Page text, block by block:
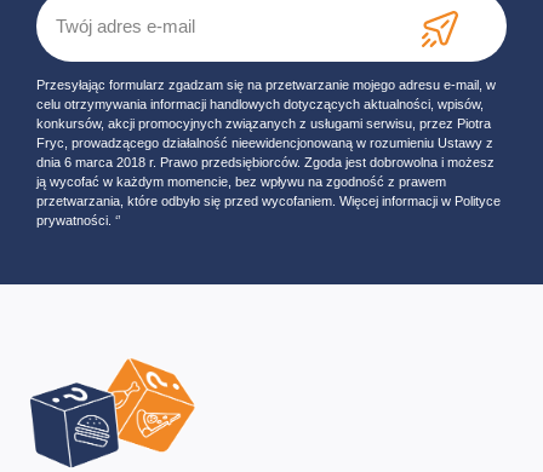
Przesyłając formularz zgadzam się na przetwarzanie mojego adresu e-mail, w
celu otrzymywania informacji handlowych dotyczących aktualności, wpisów,
konkursów, akcji promocyjnych związanych z usługami serwisu, przez Piotra
Fryc, prowadzącego działalność nieewidencjonowaną w rozumieniu Ustawy z
dnia 6 marca 2018 r. Prawo przedsiębiorców. Zgoda jest dobrowolna i możesz
ją wycofać w każdym momencie, bez wpływu na zgodność z prawem
przetwarzania, które odbyło się przed wycofaniem. Więcej informacji w Polityce
prywatności. ‘’